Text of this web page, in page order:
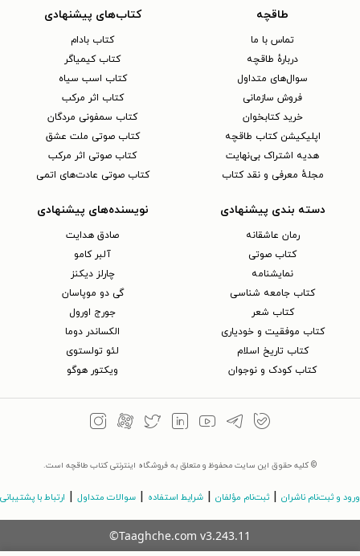
طاقچه
تماس با ما
دربارهٔ طاقچه
سوال‌های متداول
فروش سازمانی
خرید کتابخوان
اپلیکیشن کتاب طاقچه
هدیه اشتراک بی‌نهایت
مجلهٔ معرفی و نقد کتاب
کتاب‌های پیشنهادی
کتاب بادام
کتاب کیمیاگر
کتاب اسب سیاه
کتاب اثر مرکب
کتاب سمفونی مردگان
کتاب صوتی ملت عشق
کتاب صوتی اثر مرکب
کتاب صوتی عادت‌های اتمی
دسته بندی پیشنهادی
رمان عاشقانه
کتاب‌ صوتی
نمایشنامه
کتاب جامعه شناسی
کتاب شعر
کتاب موفقیت و خودیاری
کتاب تاریخ اسلام
کتاب کودک و نوجوان
نویسنده‌های پیشنهادی
صادق هدایت
آلبر کامو
چارلز دیکنز
گی دو موپاسان
جورج اورول
الکساندر دوما
لئو تولستوی
ویکتور هوگو
© کلیه حقوق این سایت محفوظ و متعلق به فروشگاه اینترنتی کتاب طاقچه است.
ورود و ثبت‌نام ناشران | ثبت‌نام مؤلفان | شرایط استفاده | سوالات متداول | ارتباط با پشتیبانی
©Taaghche.com v3.243.11